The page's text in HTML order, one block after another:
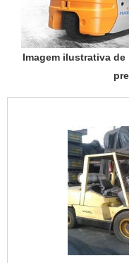
Imagem ilustrativa